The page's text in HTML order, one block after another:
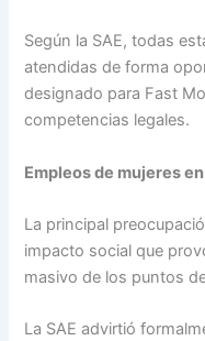
Según la SAE, todas
atendidas de forma
designado para Fast
competencias legales.
Empleos de mujeres
La principal
impacto social que
masivo de los puntos
La SAE advirtió